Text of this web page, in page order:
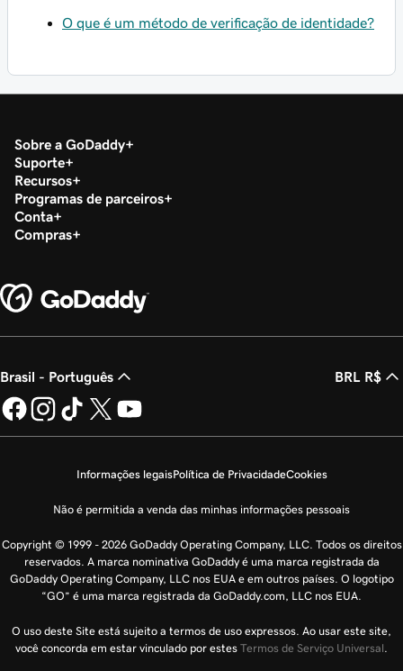
O que é um método de verificação de identidade?
Sobre a GoDaddy
Suporte
Recursos
Programas de parceiros
Conta
Compras
Brasil - Português BRL R$
Informações legaisPolítica de PrivacidadeCookies
Não é permitida a venda das minhas informações pessoais
Copyright © 1999 - 2026 GoDaddy Operating Company, LLC. Todos os direitos
reservados. A marca nominativa GoDaddy é uma marca registrada da
GoDaddy Operating Company, LLC nos EUA e em outros países. O logotipo
“GO” é uma marca registrada da GoDaddy.com, LLC nos EUA.
O uso deste Site está sujeito a termos de uso expressos. Ao usar este site,
você concorda em estar vinculado por estes Termos de Serviço Universal .